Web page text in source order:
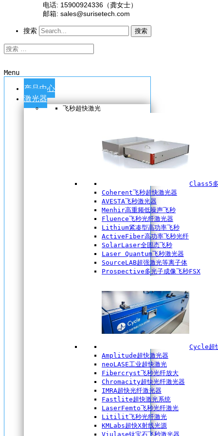
电话: 15900924336（龚女士）
邮箱: sales@surisetech.com
搜索 搜索
Menu
产品中心
激光器
飞秒超快激光
Class5多
Coherent飞秒超快激光器
AVESTA飞秒激光器
Menhir高重频低噪声飞秒
Fluence飞秒光纤激光器
Lithium紧凑型高功率飞秒
ActiveFiber高功率飞秒光纤
SolarLaser全固态飞秒
Laser Quantum飞秒激光器
SourceLAB超强激光等离子体
Prospective多光子成像飞秒FSX
Cycle超
Amplitude超快激光器
neoLASE工业超快激光
Fibercryst飞秒光纤放大
Chromacity超快光纤激光器
IMRA超快光纤激光器
Fastlite超快激光系统
LaserFemto飞秒光纤激光
Litilit飞秒光纤激光
KMLabs超快X射线光源
Viulase钛宝石飞秒激光器